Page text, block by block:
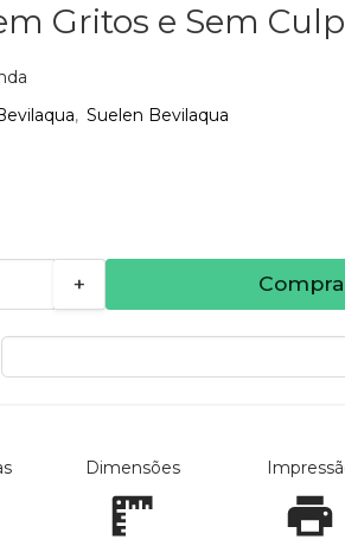
Gritos e Sem
Suelen Bevilaqua
+
Dimensões